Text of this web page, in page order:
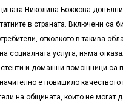
Николина Божкова
в страната. Включени
отколкото в такива
социалната услуга, няма
и домашни помощници са
е повишило
на общината, които не могат